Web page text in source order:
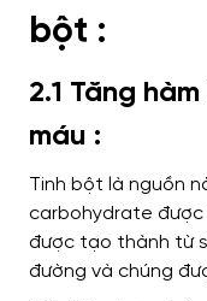
bột :
2.1 Tăng
máu :
Tinh bột là nguồn
carbohydrate
được tạo thành từ
đường và chúng